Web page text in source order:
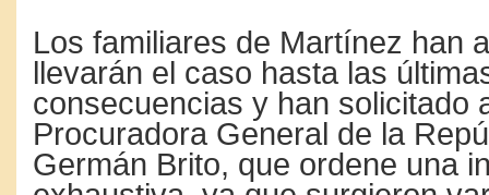
Los familiares de Martínez han
llevarán el caso hasta las
consecuencias y han solicitado
Procuradora General de la
Germán Brito, que ordene una